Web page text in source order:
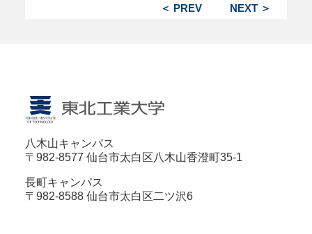
NEXT ＞
＜ PREV
八木山キャンパス
〒982-8577 仙台市太白区八木山香澄町35-1
長町キャンパス
〒982-8588 仙台市太白区二ツ沢6